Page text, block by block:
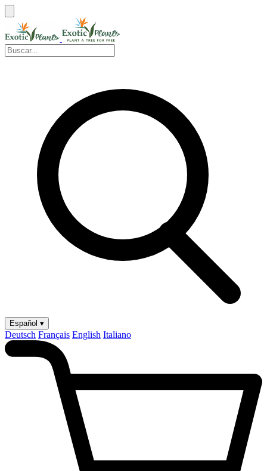
Español ▾
Deutsch Français English Italiano